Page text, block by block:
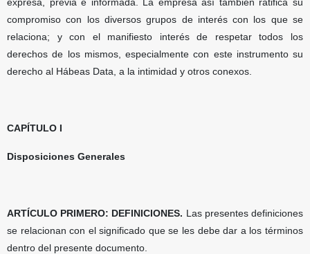
compromiso con los diversos grupos de interés con los que se
relaciona; y con el manifiesto interés de respetar todos los
derechos de los mismos, especialmente con este instrumento su
derecho al Hábeas Data, a la intimidad y otros conexos.
CAPÍTULO I
Disposiciones Generales
ARTÍCULO PRIMERO: DEFINICIONES. Las presentes definiciones
se relacionan con el significado que se les debe dar a los términos
dentro del presente documento.